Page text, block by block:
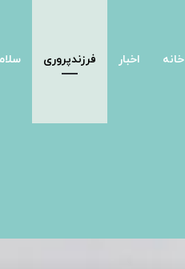
خانه اخبار فرزندپروری
روش‌های نوین آموزش مسئولیت پذیری